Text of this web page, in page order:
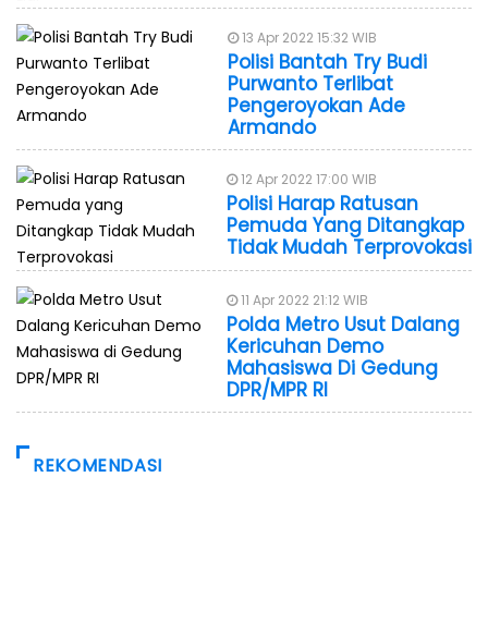
13 Apr 2022 15:32 WIB
Polisi Bantah Try Budi
Purwanto Terlibat
Pengeroyokan Ade
Armando
12 Apr 2022 17:00 WIB
Polisi Harap Ratusan
Pemuda Yang Ditangkap
Tidak Mudah Terprovokasi
11 Apr 2022 21:12 WIB
Polda Metro Usut Dalang
Kericuhan Demo
Mahasiswa Di Gedung
DPR/MPR RI
REKOMENDASI